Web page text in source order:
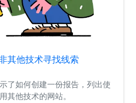
其他技术寻找线索
了如何创建一份报告，列出使
其他技术的网站。